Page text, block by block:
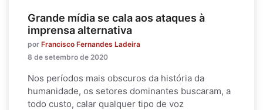
Grande mídia se cala aos ataques à
imprensa alternativa
por Francisco Fernandes Ladeira
8 de setembro de 2020
Nos períodos mais obscuros da história da
humanidade, os setores dominantes buscaram, a
todo custo, calar qualquer tipo de voz